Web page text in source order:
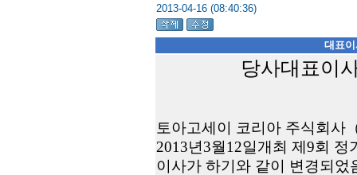
2013-04-16 (08:40:36)
대표
당사대표이
토아고세이 코리아 주식회사
2013년 3월12일개최 제 9회 정
이사가 하기와 같이 변경되었